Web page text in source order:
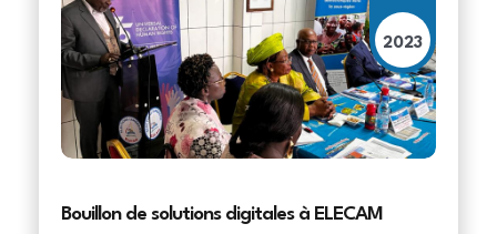
2023
Bouillon de solutions digitales à ELECAM